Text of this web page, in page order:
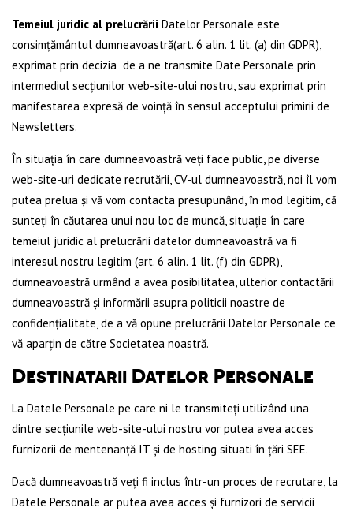
Temeiul juridic al prelucrării Datelor Personale este
consimțământul dumneavoastră(art. 6 alin. 1 lit. (a) din GDPR),
exprimat prin decizia de a ne transmite Date Personale prin
intermediul secțiunilor web-site-ului nostru, sau exprimat prin
manifestarea expresă de voință în sensul acceptului primirii de
Newsletters.
În situația în care dumneavoastră veți face public, pe diverse
web-site-uri dedicate recrutării, CV-ul dumneavoastră, noi îl vom
putea prelua și vă vom contacta presupunând, în mod legitim, că
sunteți în căutarea unui nou loc de muncă, situație în care
temeiul juridic al prelucrării datelor dumneavoastră va fi
interesul nostru legitim (art. 6 alin. 1 lit. (f) din GDPR),
dumneavoastră urmând a avea posibilitatea, ulterior contactării
dumneavoastră și informării asupra politicii noastre de
confidențialitate, de a vă opune prelucrării Datelor Personale ce
vă aparțin de către Societatea noastră.
Destinatarii Datelor Personale
La Datele Personale pe care ni le transmiteți utilizând una
dintre secțiunile web-site-ului nostru vor putea avea acces
furnizorii de mentenanță IT și de hosting situati în țări SEE.
Dacă dumneavoastră veți fi inclus într-un proces de recrutare, la
Datele Personale ar putea avea acces și furnizori de servicii